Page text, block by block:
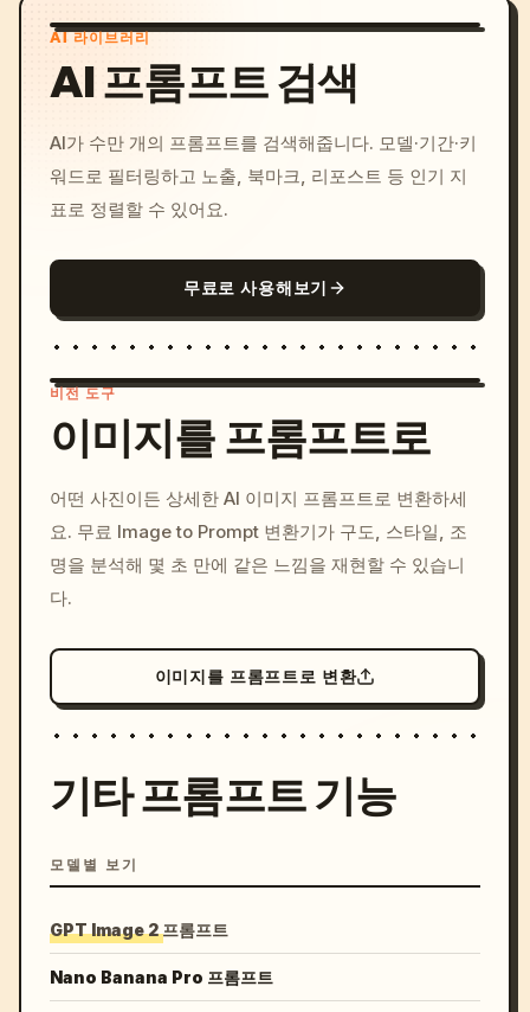
AI 라이브러리
AI 프롬프트 검색
AI가 수만 개의 프롬프트를 검색해줍니다. 모델·기간·키
워드로 필터링하고 노출, 북마크, 리포스트 등 인기 지
표로 정렬할 수 있어요.
무료로 사용해보기
c, cyberpunk sunset, neon
colors, 8k --v 6.0
비전 도구
이미지를 프롬프트로
어떤 사진이든 상세한 AI 이미지 프롬프트로 변환하세
요. 무료 Image to Prompt 변환기가 구도, 스타일, 조
명을 분석해 몇 초 만에 같은 느낌을 재현할 수 있습니
다.
이미지를 프롬프트로 변환
기타 프롬프트 기능
모델별 보기
GPT Image 2 프롬프트
Nano Banana Pro 프롬프트